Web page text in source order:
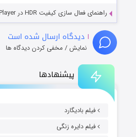
پیشنهادها
فیلم بادیگارد
فیلم دایره زنگی
راهنمای فعال سازی کیفیت HDR در PotPlayer
۱ دیدگاه ارسال شده است
نمایش / مخفی کردن دیدگاه ها